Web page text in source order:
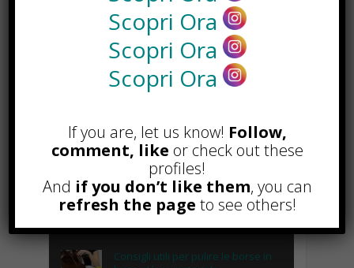
Lipolaser, cos’è, come funziona e
quali sono le controindicazioni
Novembre 14th, 2018
Recinto per cani fai da te, cosa
serve e come costruirlo
Consigli utili per pulire le borse in
Scopri Ora
Scopri Ora
Scopri Ora
If you are, let us know! Follow,
comment, like or check out these
profiles!
And if you don’t like them, you can
refresh the page to see others!